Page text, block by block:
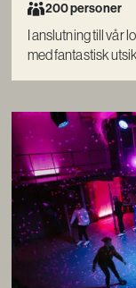
200 personer
I anslutning till vår
med fantastisk